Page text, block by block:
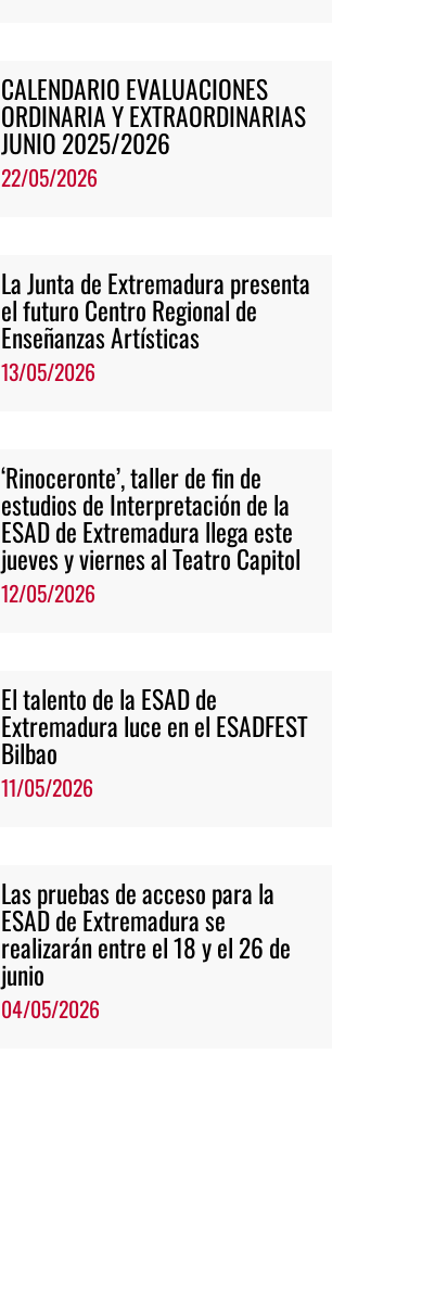
CALENDARIO EVALUACIONES
ORDINARIA Y EXTRAORDINARIAS
JUNIO 2025/2026
22/05/2026
La Junta de Extremadura presenta
el futuro Centro Regional de
Enseñanzas Artísticas
13/05/2026
‘Rinoceronte’, taller de fin de
estudios de Interpretación de la
ESAD de Extremadura llega este
jueves y viernes al Teatro Capitol
12/05/2026
El talento de la ESAD de
Extremadura luce en el ESADFEST
Bilbao
11/05/2026
Las pruebas de acceso para la
ESAD de Extremadura se
realizarán entre el 18 y el 26 de
junio
04/05/2026